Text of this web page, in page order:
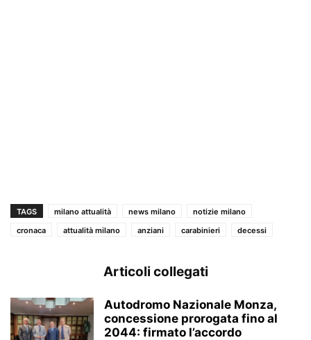
TAGS milano attualità news milano
notizie milano
cronaca
attualità milano anziani carabinieri decessi
Articoli collegati
Autodromo Nazionale Monza,
concessione prorogata fino al
2044: firmato l’accordo